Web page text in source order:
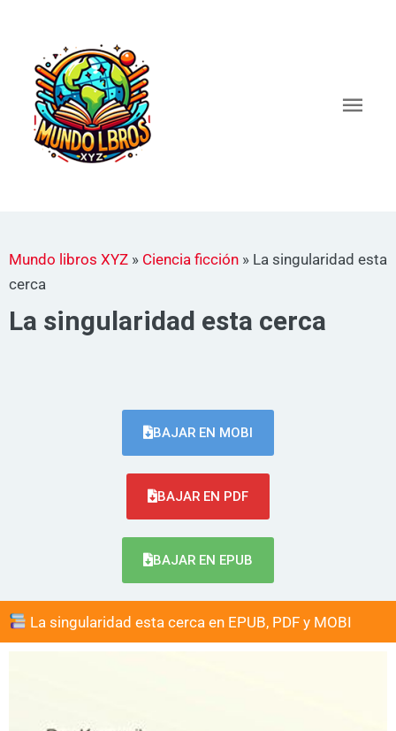
contenido
Mundo libros XYZ » Ciencia ficción » La singularidad esta
cerca
La singularidad esta cerca
BAJAR EN MOBI
BAJAR EN PDF
BAJAR EN EPUB
La singularidad esta cerca en EPUB, PDF y MOBI